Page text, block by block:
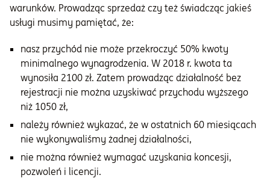
warunków. Prowadząc sprzedaż czy też świadcząc jakieś
usługi musimy pamiętać, że:
nasz przychód nie może przekroczyć 50% kwoty
minimalnego wynagrodzenia. W 2018 r. kwota ta
wynosiła 2100 zł. Zatem prowadząc działalność bez
rejestracji nie można uzyskiwać przychodu wyższego
niż 1050 zł,
należy również wykazać, że w ostatnich 60 miesiącach
nie wykonywaliśmy żadnej działalności,
nie można również wymagać uzyskania koncesji,
pozwoleń i licencji.